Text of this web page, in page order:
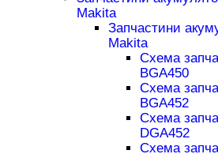
Makita
Запчастини
Makita
Схема
BGA450
Схема
BGA452
Схема
DGA452
Схема